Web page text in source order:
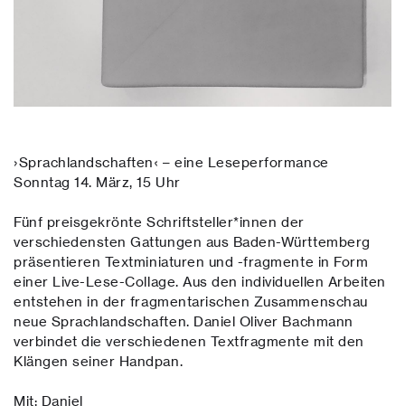
›Sprachlandschaften‹ – eine Leseperformance
Sonntag 14. März, 15 Uhr
Fünf preisgekrönte Schriftsteller*innen der
verschiedensten Gattungen aus Baden-Württemberg
präsentieren Textminiaturen und -fragmente in Form
einer Live-Lese-Collage. Aus den individuellen Arbeiten
entstehen in der fragmentarischen Zusammenschau
neue Sprachlandschaften. Daniel Oliver Bachmann
verbindet die verschiedenen Textfragmente mit den
Klängen seiner Handpan.
Mit: Daniel